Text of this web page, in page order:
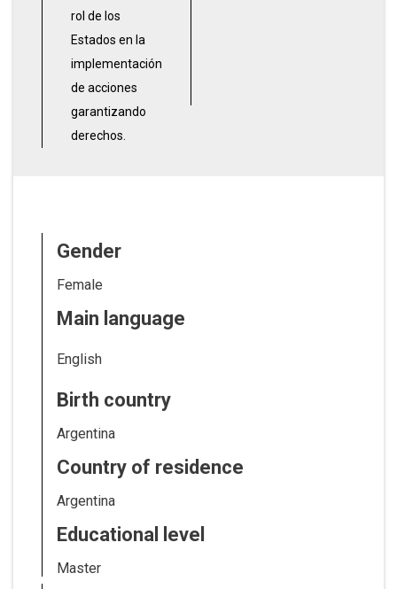
rol de los
Estados en la
implementación
de acciones
garantizando
derechos.
Gender
Female
Main language
English
Birth country
Argentina
Country of residence
Argentina
Educational level
Master